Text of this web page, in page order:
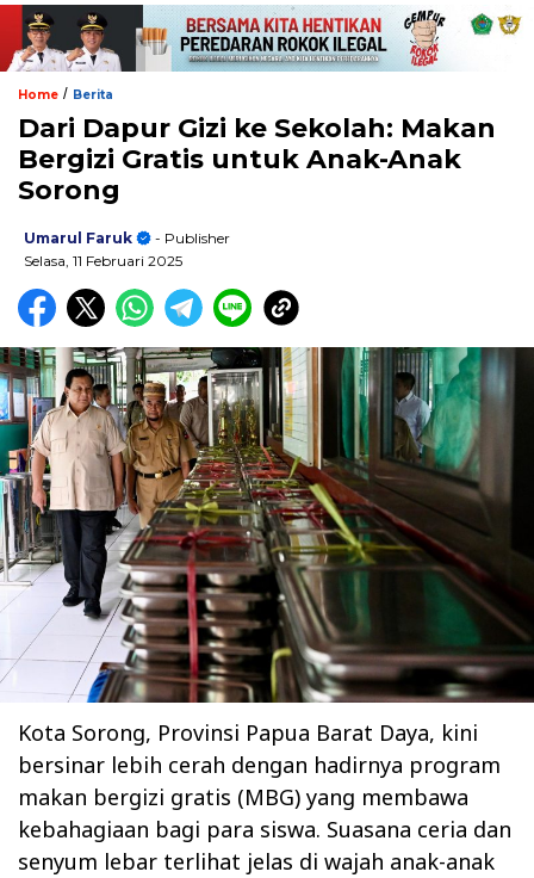
Home / Berita
Dari Dapur Gizi ke Sekolah: Makan
Bergizi Gratis untuk Anak-Anak
Sorong
Umarul Faruk
- Publisher
Selasa, 11 Februari 2025
Kota Sorong, Provinsi Papua Barat Daya, kini
bersinar lebih cerah dengan hadirnya program
makan bergizi gratis (MBG) yang membawa
kebahagiaan bagi para siswa. Suasana ceria dan
senyum lebar terlihat jelas di wajah anak-anak